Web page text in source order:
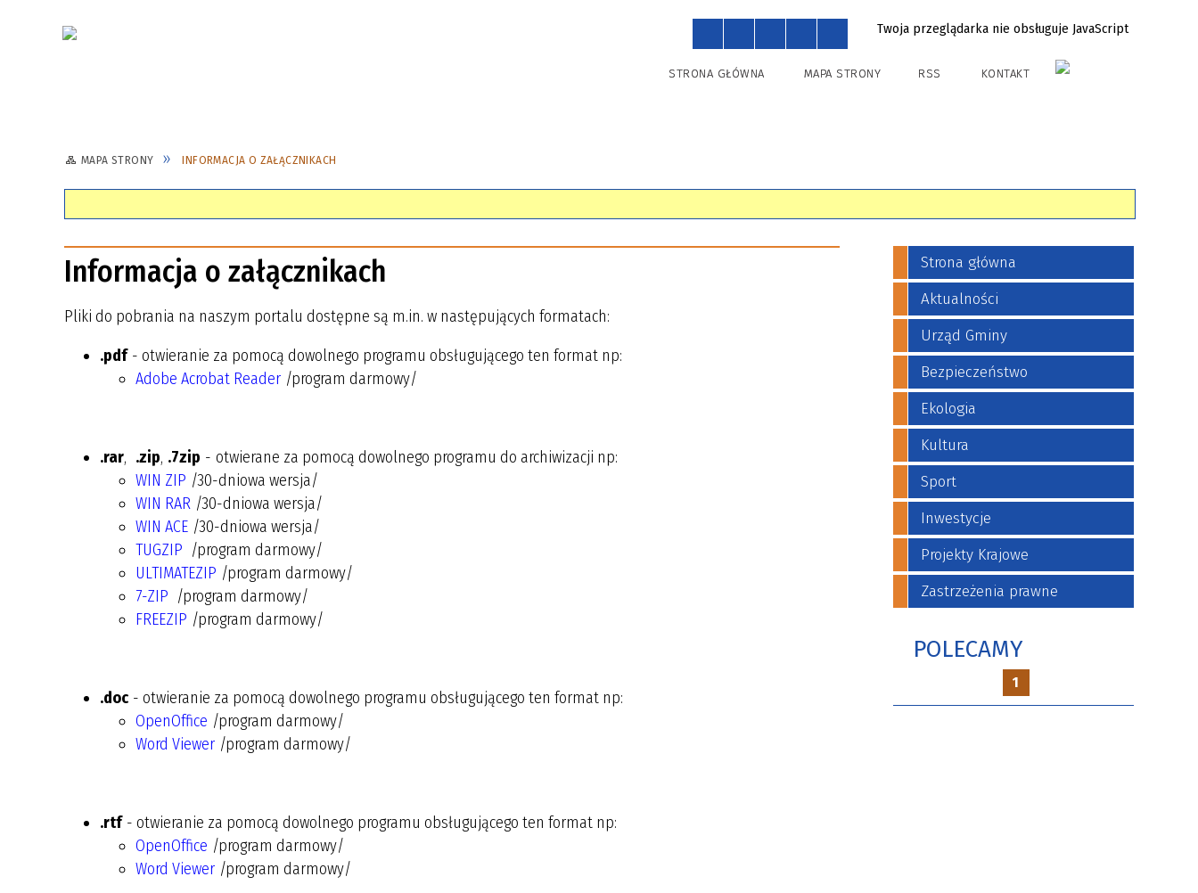
Twoja przeglądarka nie obsługuje JavaScript
STRONA GŁÓWNA MAPA STRONY RSS KONTAKT
MAPA STRONY INFORMACJA O ZAŁĄCZNIKACH
Informacja o załącznikach
Pliki do pobrania na naszym portalu dostępne są m.in. w następujących formatach:
.pdf- otwieranie za pomocą dowolnego programu obsługującego ten format np:
Adobe Acrobat Reader /program darmowy/
.rar, .zip, .7zip - otwierane za pomocą dowolnego programu do archiwizacji np:
WIN ZIP /30-dniowa wersja/
WIN RAR /30-dniowa wersja/
WIN ACE /30-dniowa wersja/
TUGZIP /program darmowy/
ULTIMATEZIP /program darmowy/
7-ZIP /program darmowy/
FREEZIP /program darmowy/
.doc - otwieranie za pomocą dowolnego programu obsługującego ten format np:
OpenOffice /program darmowy/
Word Viewer /program darmowy/
.rtf- otwieranie za pomocą dowolnego programu obsługującego ten format np:
OpenOffice /program darmowy/
Word Viewer /program darmowy/
Strona główna
Aktualności
Urząd Gminy
Bezpieczeństwo
Ekologia
Kultura
Sport
Inwestycje
Projekty Krajowe
Zastrzeżenia prawne
POLECAMY
1